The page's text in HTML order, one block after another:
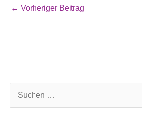
← Vorheriger Beitrag
u